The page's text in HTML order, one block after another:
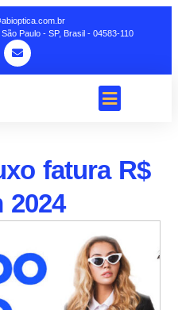
Paulo - SP, Brasil - 04583-110
fatura R$
2024